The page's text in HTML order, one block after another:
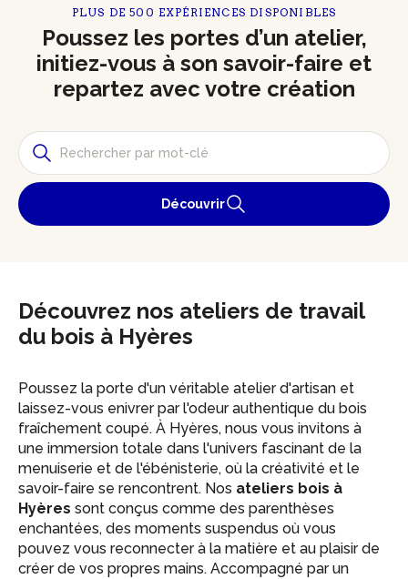
PLUS DE 500 EXPÉRIENCES DISPONIBLES
Poussez les portes d’un atelier,
initiez-vous à son savoir-faire et
repartez avec votre création
Découvrir
Découvrez nos ateliers de travail
du bois à Hyères
Poussez la porte d'un véritable atelier d'artisan et
laissez-vous enivrer par l'odeur authentique du bois
fraîchement coupé. À Hyères, nous vous invitons à
une immersion totale dans l'univers fascinant de la
menuiserie et de l'ébénisterie, où la créativité et le
savoir-faire se rencontrent. Nos ateliers bois à
Hyères sont conçus comme des parenthèses
enchantées, des moments suspendus où vous
pouvez vous reconnecter à la matière et au plaisir de
créer de vos propres mains. Accompagné par un